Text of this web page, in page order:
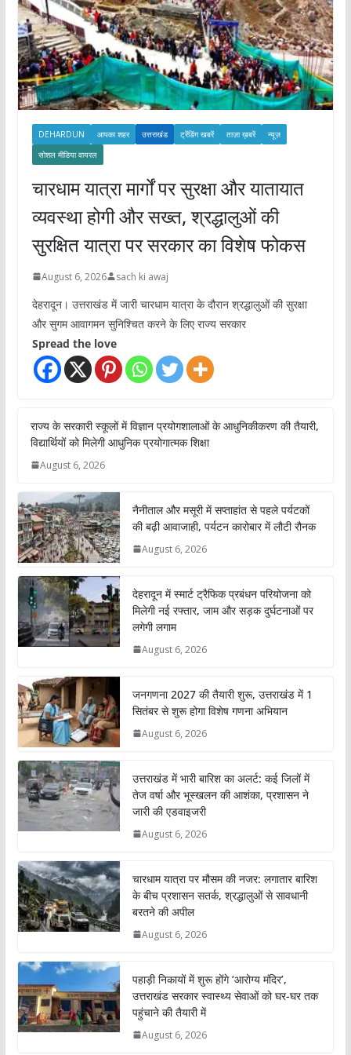
DEHARDUN आपका शहर उत्तराखंड ट्रेंडिंग खबरें ताज़ा ख़बरें
न्यूज़
सोशल मीडिया वायरल
चारधाम यात्रा मार्गों पर सुरक्षा और यातायात
व्यवस्था होगी और सख्त, श्रद्धालुओं की
सुरक्षित यात्रा पर सरकार का विशेष फोकस
August 6, 2026 sach ki awaj
देहरादून। उत्तराखंड में जारी चारधाम यात्रा के दौरान श्रद्धालुओं की सुरक्षा
और सुगम आवागमन सुनिश्चित करने के लिए राज्य सरकार
Spread the love
राज्य के सरकारी स्कूलों में विज्ञान प्रयोगशालाओं के आधुनिकीकरण की तैयारी,
विद्यार्थियों को मिलेगी आधुनिक प्रयोगात्मक शिक्षा
August 6, 2026
नैनीताल और मसूरी में सप्ताहांत से पहले पर्यटकों
की बढ़ी आवाजाही, पर्यटन कारोबार में लौटी रौनक
August 6, 2026
देहरादून में स्मार्ट ट्रैफिक प्रबंधन परियोजना को
मिलेगी नई रफ्तार, जाम और सड़क दुर्घटनाओं पर
लगेगी लगाम
August 6, 2026
जनगणना 2027 की तैयारी शुरू, उत्तराखंड में 1
सितंबर से शुरू होगा विशेष गणना अभियान
August 6, 2026
उत्तराखंड में भारी बारिश का अलर्ट: कई जिलों में
तेज वर्षा और भूस्खलन की आशंका, प्रशासन ने
जारी की एडवाइजरी
August 6, 2026
चारधाम यात्रा पर मौसम की नजर: लगातार बारिश
के बीच प्रशासन सतर्क, श्रद्धालुओं से सावधानी
बरतने की अपील
August 6, 2026
पहाड़ी निकायों में शुरू होंगे ‘आरोग्य मंदिर’,
उत्तराखंड सरकार स्वास्थ्य सेवाओं को घर-घर तक
पहुंचाने की तैयारी में
August 6, 2026